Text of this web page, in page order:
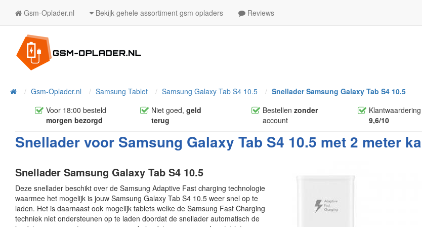
Gsm-Oplader.nl Bekijk gehele assortiment gsm opladers Reviews
HomeGsm-Oplader.nl Samsung Tablet Samsung Galaxy Tab S4 10.5
Snellader Samsung Galaxy Tab S4 10.5
Voor 18:00 besteld
morgen bezorgd
Niet goed,geld
terug
Bestellen zonder
account
Klantwaardering
9,6/10
Snellader voor Samsung Galaxy Tab S4 10.5 met 2 meter
Snellader Samsung Galaxy Tab S4 10.5
Deze snellader beschikt over de Samsung Adaptive Fast charging technologie
waarmee het mogelijk is jouw Samsung Galaxy Tab S4 10.5 weer snel op te
laden. Het is daarnaast ook mogelijk tablets welke de Samsung Fast Charging
techniek niet ondersteunen op te laden doordat de snellader automatisch de